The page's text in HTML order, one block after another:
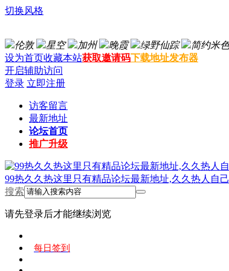
切换风格
伦敦 星空 加州 晚霞 绿野仙踪 简约米色
设为首页收藏本站获取邀请码下载地址发布器
开启辅助访问
登录 立即注册
访客留言
最新地址
论坛首页
推广升级
99热久久热这里只有精品论坛最新地址,久久热人自
搜索
请先登录后才能继续浏览
每日签到